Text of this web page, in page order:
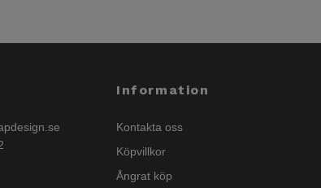
Information
Kontakta oss
Köpvillkor
Ångrat köp